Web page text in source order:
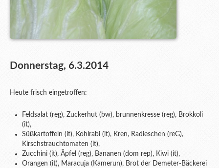
Donnerstag, 6.3.2014
Heute frisch eingetroffen:
Feldsalat (reg), Zuckerhut (bw), brunnenkresse (reg), Brokkoli
(it),
Süßkartoffeln (it), Kohlrabi (it), Kren, Radieschen (reG),
Kirschstrauchtomaten (it),
Zucchini (it), Äpfel (reg), Bananen (dom rep), Kiwi (it),
Orangen (it), Maracuja (Kamerun), Brot der Demeter-Bäckerei